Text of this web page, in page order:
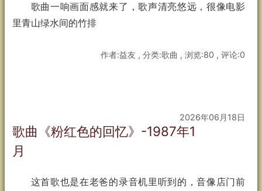
歌曲一响画面感就来了，歌声清亮悠远，很像电影
里青山绿水间的竹排
作者:益友 , 分类:歌曲 , 浏览:80 , 评论:0
2026年06月18日
歌曲《粉红色的回忆》-1987年1
月
这首歌也是在老爸的录音机里听到的，音像店门前